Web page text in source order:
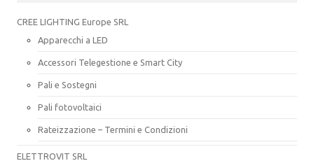
CREE LIGHTING Europe SRL
Apparecchi a LED
Accessori Telegestione e Smart City
Pali e Sostegni
Pali fotovoltaici
Rateizzazione – Termini e Condizioni
ELETTROVIT SRL